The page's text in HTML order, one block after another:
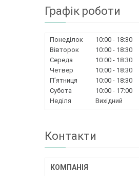
Графік роботи
Понеділок 10:00
18:30
Вівторок
10:00
18:30
Середа
10:00
18:30
Четвер
10:00
18:30
Пʼятниця
10:00
18:30
Субота
10:00
17:00
Неділя
Вихідний
Контакти